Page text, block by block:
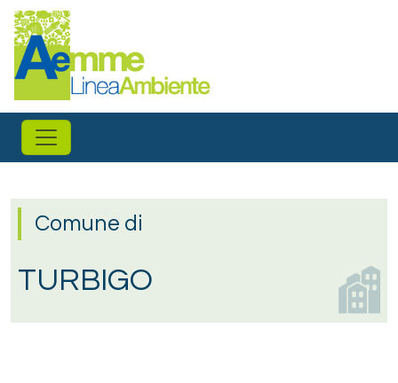
Salta al contenuto principale
Comune di
TURBIGO